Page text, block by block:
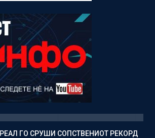
РЕАЛ ГО СРУШИ СОПСТВЕНИОТ РЕКОРД